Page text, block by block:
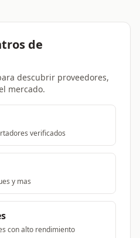
de
descubrir proveedores,
mercado.
verificados
y mas
con alto rendimiento